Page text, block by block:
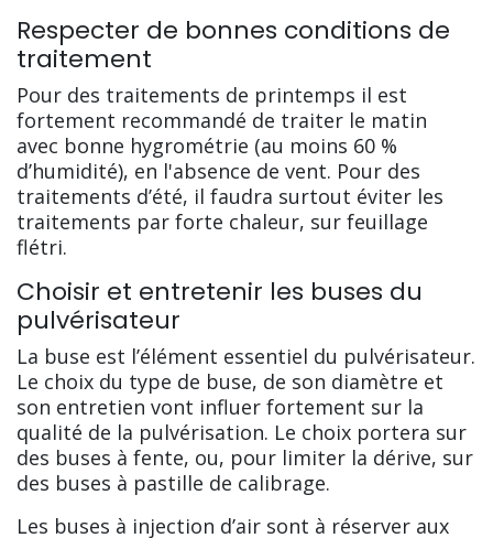
Respecter de bonnes conditions de
traitement
Pour des traitements de printemps il est
fortement recommandé de traiter le matin
avec bonne hygrométrie (au moins 60 %
d’humidité), en l'absence de vent. Pour des
traitements d’été, il faudra surtout éviter les
traitements par forte chaleur, sur feuillage
flétri.
Choisir et entretenir les buses du
pulvérisateur
La buse est l’élément essentiel du pulvérisateur.
Le choix du type de buse, de son diamètre et
son entretien vont influer fortement sur la
qualité de la pulvérisation. Le choix portera sur
des buses à fente, ou, pour limiter la dérive, sur
des buses à pastille de calibrage.
Les buses à injection d’air sont à réserver aux